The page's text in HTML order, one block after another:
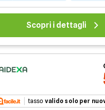
Scopri i dettagli
tasso valido solo per